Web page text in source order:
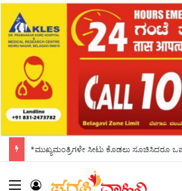
Menu Log In